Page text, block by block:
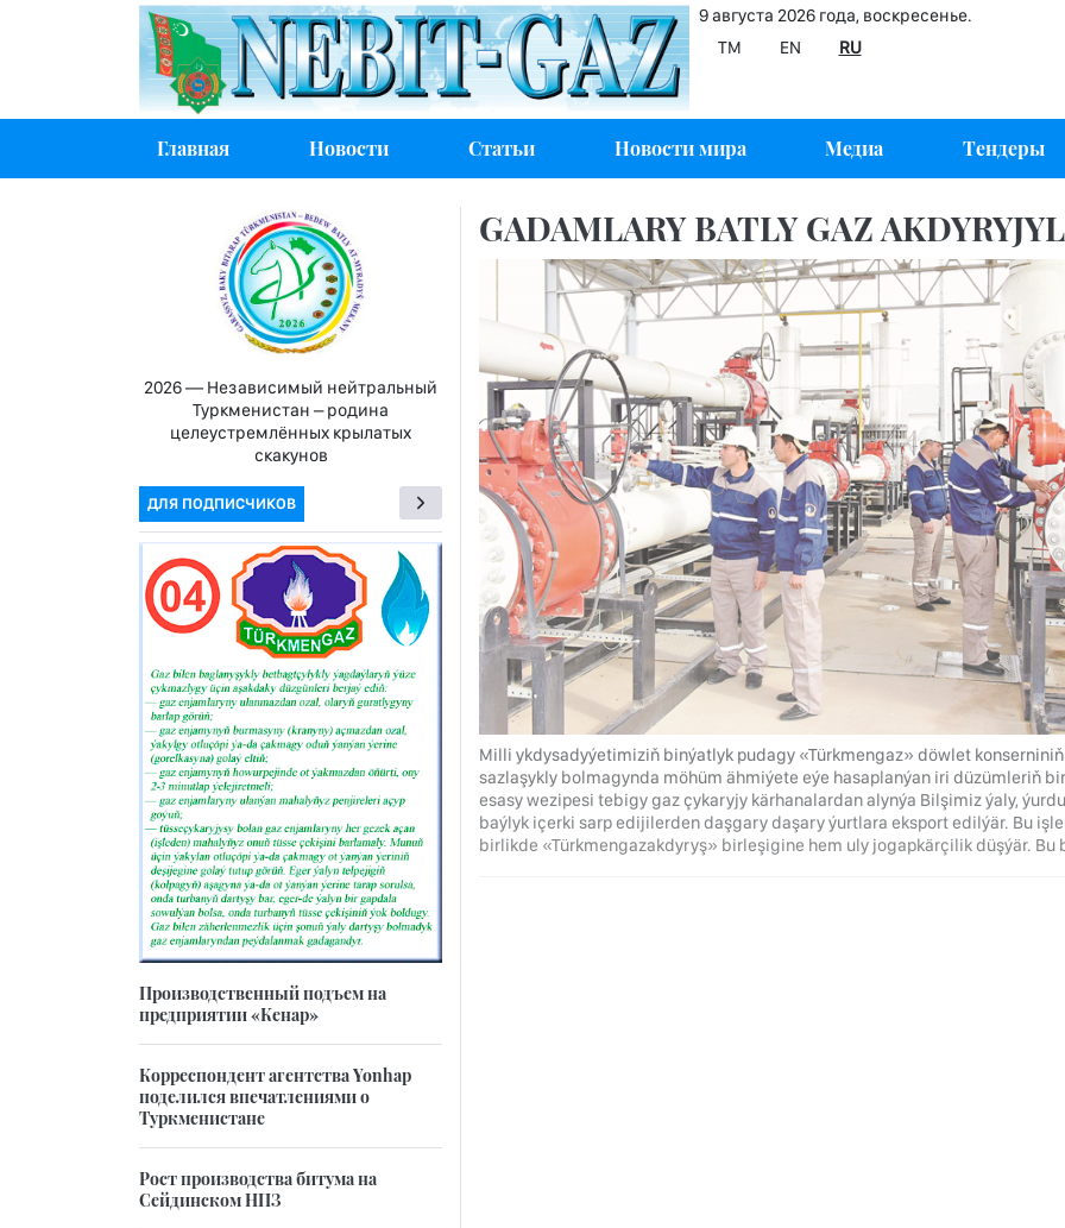
9 августа 2026 года, воскресенье.
TM
EN RU
Главная Новости Статьи Новости мира Медиа Тендеры
GADAMLARY BATLY GAZ
Milli ykdysadyýetimiziň binýatlyk pudagy «Türkmengaz» döwlet
sazlaşykly bolmagynda möhüm ähmiýete eýe hasaplanýan iri düzümleriň
esasy wezipesi tebigy gaz çykaryjy kärhanalardan alynýa Bilşimiz ýaly,
baýlyk içerki sarp edijilerden daşgary daşary ýurtlara eksport edilýär. Bu
birlikde «Türkmengazakdyryş» birleşigine hem uly jogapkärçilik düşýär. Bu
2026 — Независимый нейтральный
Туркменистан – родина
целеустремлённых крылатых
скакунов
ДЛЯ ПОДПИСЧИКОВ
Производственный подъем на
предприятии «Кенар»
Корреспондент агентства Yonhap
поделился впечатлениями о
Туркменистане
Рост производства битума на
Сейдинском НПЗ